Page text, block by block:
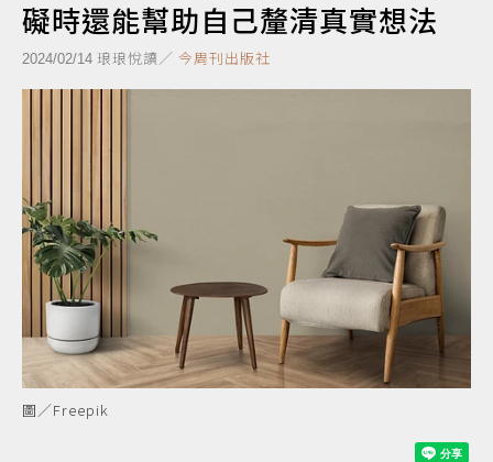
礙時還能幫助自己釐清真實想法
2024/02/14 琅琅悅讀／ 今周刊出版社
圖／Freepik